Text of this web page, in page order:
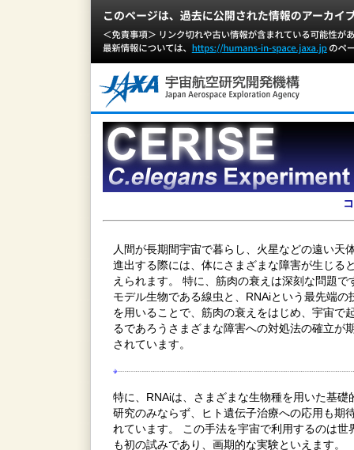
人間が長期間宇宙で暮らし、火星などの遠い天
進出する際には、体にさまざまな障害が生じる
えられます。 特に、筋肉の衰えは深刻な問題で
モデル生物である線虫と、RNAiという最先端の
を用いることで、筋肉の衰えをはじめ、宇宙で
るであろうさまざまな障害への対処法の確立が
されています。
特に、RNAiは、さまざまな生物種を用いた基礎
研究のみならず、ヒト遺伝子治療への応用も期
れています。 この手法を宇宙で利用するのは世
も初の試みであり、画期的な実験といえます。